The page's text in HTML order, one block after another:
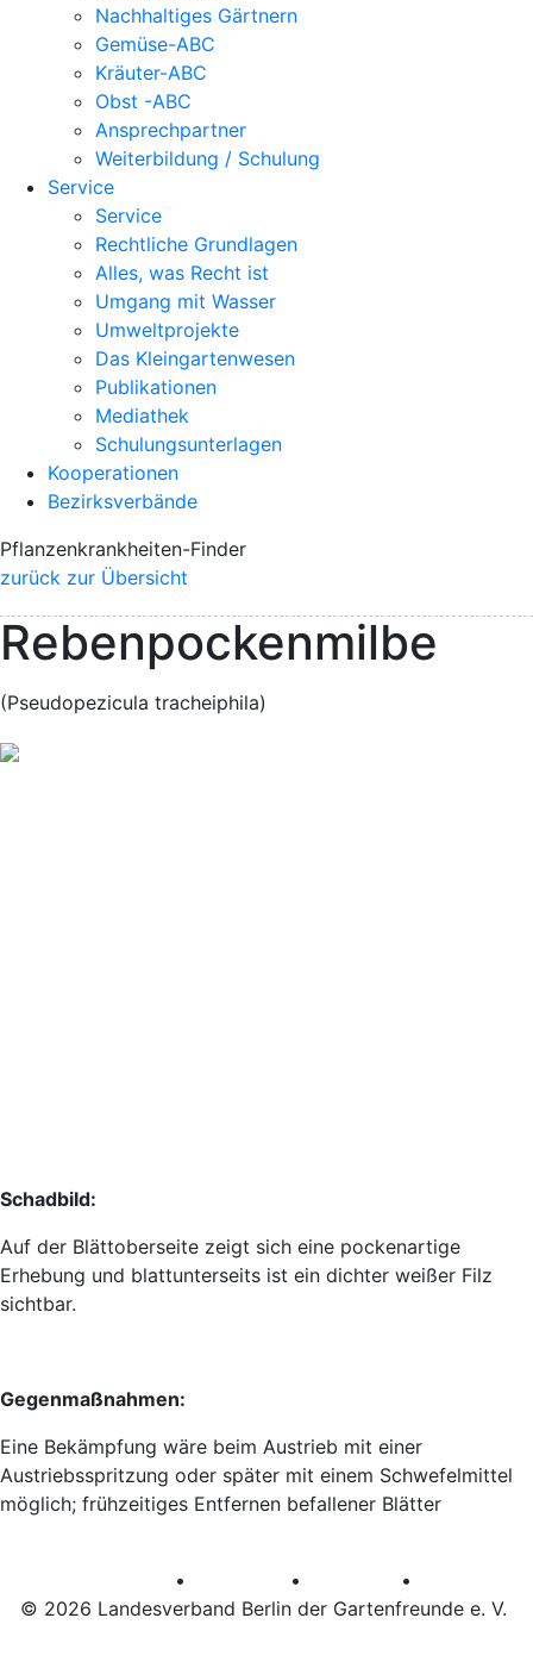
Nachhaltiges Gärtnern
Gemüse-ABC
Kräuter-ABC
Obst -ABC
Ansprechpartner
Weiterbildung / Schulung
Service
Service
Rechtliche Grundlagen
Alles, was Recht ist
Umgang mit Wasser
Umweltprojekte
Das Kleingartenwesen
Publikationen
Mediathek
Schulungsunterlagen
Kooperationen
Bezirksverbände
Pflanzenkrankheiten-Finder
zurück zur Übersicht
Rebenpockenmilbe
(Pseudopezicula tracheiphila)
Schadbild:
Auf der Blättoberseite zeigt sich eine pockenartige
Erhebung und blattunterseits ist ein dichter weißer Filz
sichtbar.
Gegenmaßnahmen:
Eine Bekämpfung wäre beim Austrieb mit einer
Austriebsspritzung oder später mit einem Schwefelmittel
möglich; frühzeitiges Entfernen befallener Blätter
• •
•
© 2026 Landesverband Berlin der Gartenfreunde e. V.